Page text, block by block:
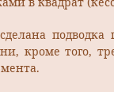
кроме того,